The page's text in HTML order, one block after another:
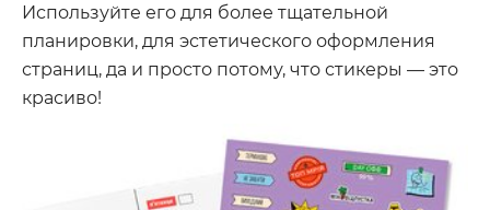
Используйте его для более тщательной
планировки, для эстетического оформления
страниц, да и просто потому, что стикеры — это
красиво!